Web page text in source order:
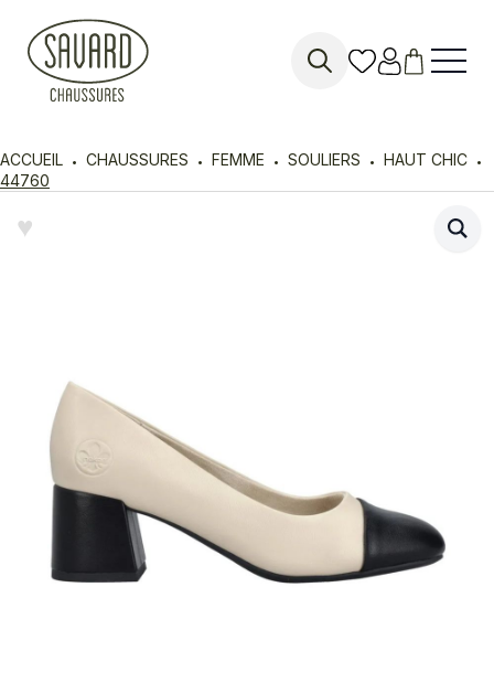
ACCUEIL CHAUSSURES FEMME SOULIERS
HAUT CHIC
44760
♥︎